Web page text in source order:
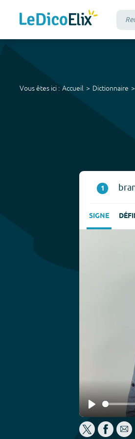
Vous êtes ici : Accueil Dictionnaire
1
SIGNE
Play